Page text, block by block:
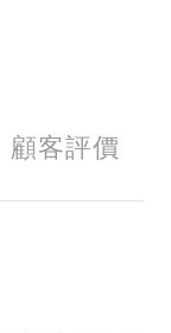
顧客評價